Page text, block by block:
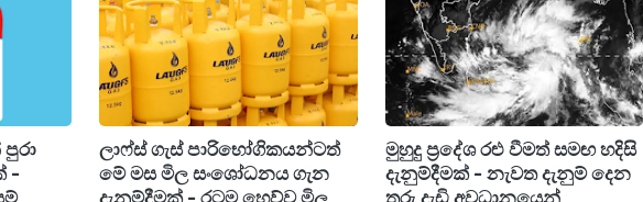
Carat gold 1 grams) - රුපියල් 41,800
8) (22 Carat gold 8 grams) - රුපියල් 334,400
Carat gold 1 grams) - රුපියල් 39,900
-
ලාෆ්ස් ගැස් පාරිභෝගිකයන්ටත්
මේ මස මිල සංශෝධනය ගැන
මුහුදු ප්‍රදේශ රළු වීමත් සමඟ හදිසි
දැනුම්දීමක් - නැවත දැනුම් දෙන